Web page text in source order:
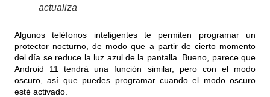
actualiza
Algunos teléfonos inteligentes te permiten programar un
protector nocturno, de modo que a partir de cierto momento
del día se reduce la luz azul de la pantalla. Bueno, parece que
Android 11 tendrá una función similar, pero con el modo
oscuro, así que puedes programar cuando el modo oscuro
esté activado.